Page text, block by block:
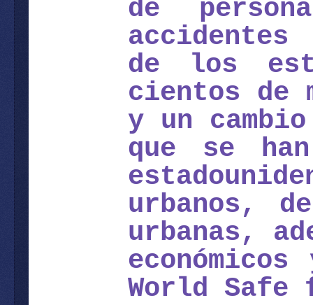
de
accidentes
de los
cientos de
y un
que se
urbanos,
urbanas,
World